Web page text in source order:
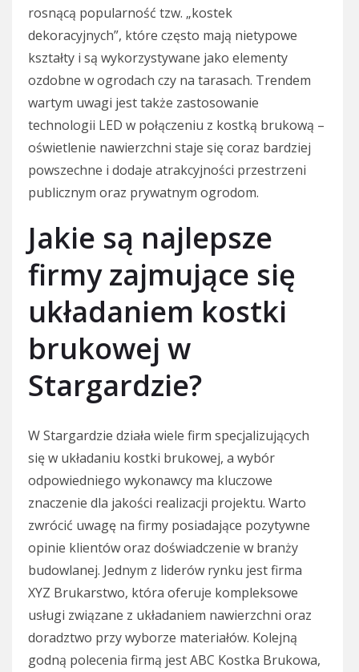
rosnącą popularność tzw. „kostek
dekoracyjnych”, które często mają nietypowe
kształty i są wykorzystywane jako elementy
ozdobne w ogrodach czy na tarasach. Trendem
wartym uwagi jest także zastosowanie
technologii LED w połączeniu z kostką brukową –
oświetlenie nawierzchni staje się coraz bardziej
powszechne i dodaje atrakcyjności przestrzeni
publicznym oraz prywatnym ogrodom.
Jakie są najlepsze
firmy zajmujące się
układaniem kostki
brukowej w
Stargardzie?
W Stargardzie działa wiele firm specjalizujących
się w układaniu kostki brukowej, a wybór
odpowiedniego wykonawcy ma kluczowe
znaczenie dla jakości realizacji projektu. Warto
zwrócić uwagę na firmy posiadające pozytywne
opinie klientów oraz doświadczenie w branży
budowlanej. Jednym z liderów rynku jest firma
XYZ Brukarstwo, która oferuje kompleksowe
usługi związane z układaniem nawierzchni oraz
doradztwo przy wyborze materiałów. Kolejną
godną polecenia firmą jest ABC Kostka Brukowa,